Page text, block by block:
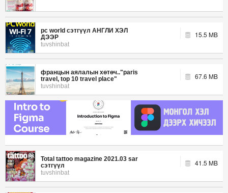
pc world сэтгүүл АНГЛИ ХЭЛ
ДЭЭР
tuvshinbat
15.5 MB
францын аялалын хөтөч.."paris
travel, top 10 travel place"
tuvshinbat
67.6 MB
Total tattoo magazine 2021.03 sar
сэтгүүл
tuvshinbat
41.5 MB